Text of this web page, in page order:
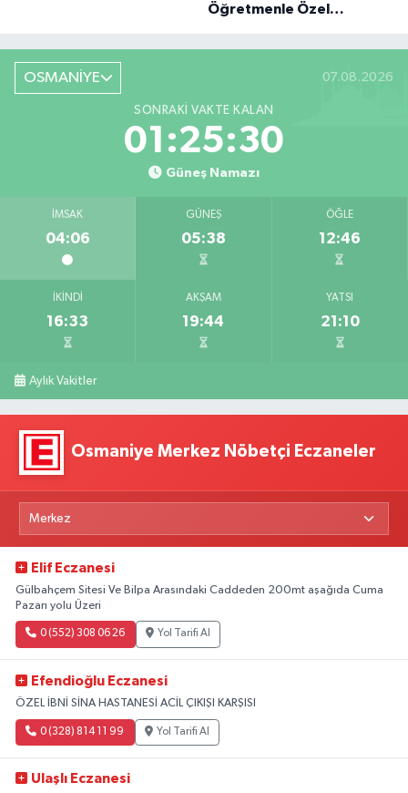
Öğretmenle Özel
OSMANİYE 07.08.2026
SONRAKI VAKTE KALAN
01:25:29
Güneş Namazı
İMSAK
04:06
GÜNEŞ
05:38
ÖĞLE
12:46
İKINDI
16:33
AKŞAM
19:44
YATSI
21:10
Aylık Vakitler
Osmaniye Merkez Nöbetçi Eczaneler
Elif Eczanesi
Gülbahçem Sitesi Ve Bilpa Arasındaki Caddeden 200mt aşağıda Cuma
Pazarı yolu Üzeri
0 (552) 308 06 26 Yol Tarifi Al
Efendioğlu Eczanesi
ÖZEL İBNİ SİNA HASTANESİ ACİL ÇIKIŞI KARŞISI
0 (328) 814 11 99 Yol Tarifi Al
Ulaşlı Eczanesi